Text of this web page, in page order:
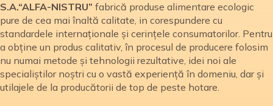
S.A.“ALFA-NISTRU” fabrică produse alimentare ecologic
pure de cea mai înaltă calitate, in corespundere cu
standardele internaționale și cerințele consumatorilor. Pentru
a obține un produs calitativ, în procesul de producere folosim
nu numai metode și tehnologii rezultative, idei noi ale
specialiștilor noștri cu o vastă experiență în domeniu, dar și
utilajele de la producătorii de top de peste hotare.